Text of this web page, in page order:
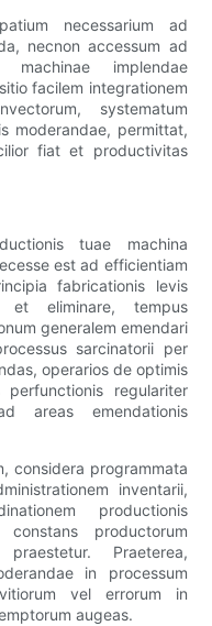
necessarium ad
necnon accessum ad
machinae implendae
facilem integrationem
systematum
moderandae, permittat,
fiat et productivitas
tuae machina
est ad efficientiam
fabricationis levis
et eliminare, tempus
generalem emendari
sarcinatorii per
operarios de optimis
regulariter
areas emendationis
considera programmata
inventarii,
productionis
productorum
Praeterea,
in processum
vel errorum in
augeas.